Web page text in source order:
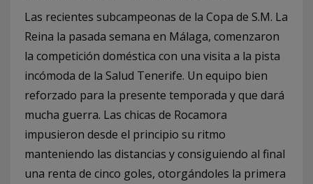
Las recientes subcampeonas de la Copa de S.M. La
Reina la pasada semana en Málaga, comenzaron
la competición doméstica con una visita a la pista
incómoda de la Salud Tenerife. Un equipo bien
reforzado para la presente temporada y que dará
mucha guerra. Las chicas de Rocamora
impusieron desde el principio su ritmo
manteniendo las distancias y consiguiendo al final
una renta de cinco goles, otorgándoles la primera